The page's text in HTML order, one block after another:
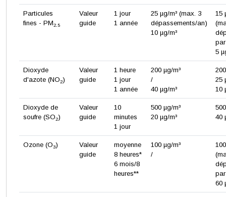
Particules
fines - PM2.5
Valeur
guide
1 jour
1 année
25 µg/m³ (max. 3
dépassements/an)
10 µg/m³
15
5
Dioxyde
d'azote (NO2)
Valeur
guide
1 heure
1 jour
1 année
200 µg/m³
/
40 µg/m³
25
10
Dioxyde de
soufre (SO2)
Valeur
guide
10
minutes
1 jour
500 µg/m³
20 µg/m³
40
Ozone (O3)
Valeur
guide
moyenne
8 heures*
6 mois/8
heures**
100 µg/m³
/
60